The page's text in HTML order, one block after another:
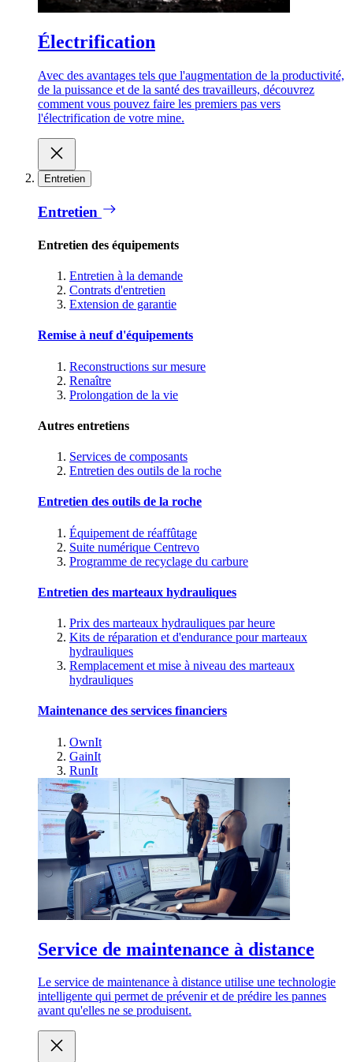
Électrification
Avec des avantages tels que l'augmentation de la productivité,
de la puissance et de la santé des travailleurs, découvrez
comment vous pouvez faire les premiers pas vers
l'électrification de votre mine.
Entretien
Entretien
Entretien des équipements
Entretien à la demande
Contrats d'entretien
Extension de garantie
Remise à neuf d'équipements
Reconstructions sur mesure
Renaître
Prolongation de la vie
Autres entretiens
Services de composants
Entretien des outils de la roche
Entretien des outils de la roche
Équipement de réaffûtage
Suite numérique Centrevo
Programme de recyclage du carbure
Entretien des marteaux hydrauliques
Prix des marteaux hydrauliques par heure
Kits de réparation et d'endurance pour marteaux
hydrauliques
Remplacement et mise à niveau des marteaux
hydrauliques
Maintenance des services financiers
OwnIt
GainIt
RunIt
Service de maintenance à distance
Le service de maintenance à distance utilise une technologie
intelligente qui permet de prévenir et de prédire les pannes
avant qu'elles ne se produisent.